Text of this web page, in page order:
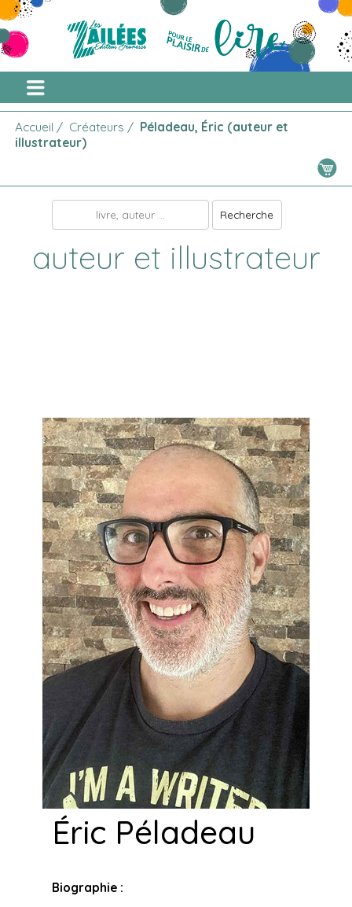
Accueil / Créateurs / Péladeau, Éric (auteur et
illustrateur)
auteur et illustrateur
Éric Péladeau
Biographie :